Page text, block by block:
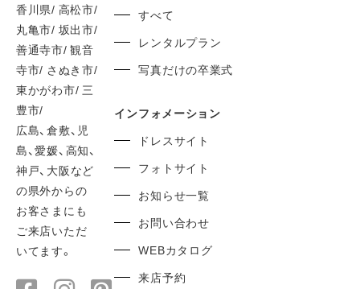
香川県/ 高松市/
丸亀市/ 坂出市/
善通寺市/ 観音
寺市/ さぬき市/
東かがわ市/ 三
豊市/
広島、倉敷、児
島、愛媛、高知、
神戸、大阪など
の県外からの
お客さまにも
ご来店いただ
いてます。
すべて
レンタルプラン
写真だけの卒業式
インフォメーション
ドレスサイト
フォトサイト
お知らせ一覧
お問い合わせ
WEBカタログ
来店予約